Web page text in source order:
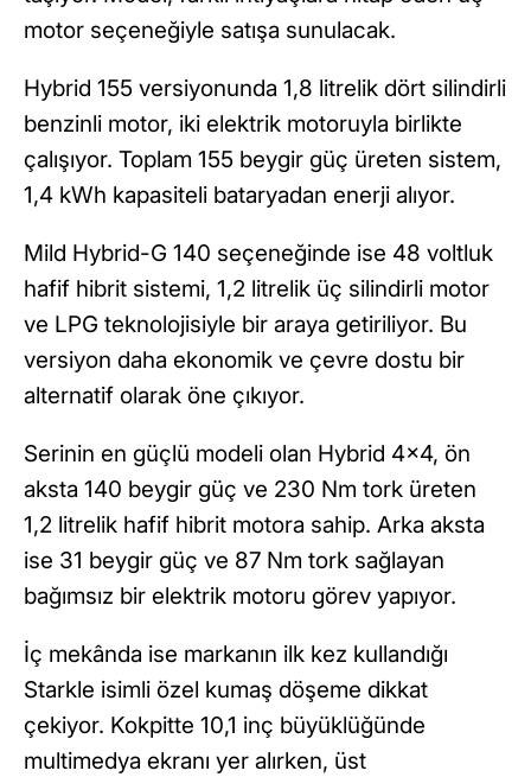
motor seçeneğiyle satışa sunulacak.
Hybrid 155 versiyonunda 1,8 litrelik dört silindirli
benzinli motor, iki elektrik motoruyla birlikte
çalışıyor. Toplam 155 beygir güç üreten sistem,
1,4 kWh kapasiteli bataryadan enerji alıyor.
Mild Hybrid-G 140 seçeneğinde ise 48 voltluk
hafif hibrit sistemi, 1,2 litrelik üç silindirli motor
ve LPG teknolojisiyle bir araya getiriliyor. Bu
versiyon daha ekonomik ve çevre dostu bir
alternatif olarak öne çıkıyor.
Serinin en güçlü modeli olan Hybrid 4x4, ön
aksta 140 beygir güç ve 230 Nm tork üreten
1,2 litrelik hafif hibrit motora sahip. Arka aksta
ise 31 beygir güç ve 87 Nm tork sağlayan
bağımsız bir elektrik motoru görev yapıyor.
İç mekânda ise markanın ilk kez kullandığı
Starkle isimli özel kumaş döşeme dikkat
çekiyor. Kokpitte 10,1 inç büyüklüğünde
multimedya ekranı yer alırken, üst